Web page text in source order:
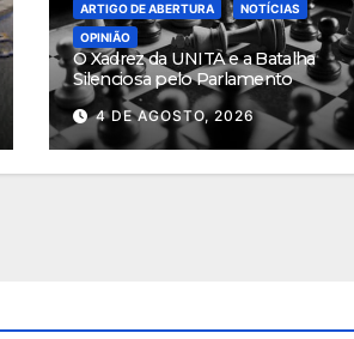
ARTIGO DE ABERTURA
NOTÍCIAS
OPINIÃO
O Xadrez da UNITA e a Batalha
Silenciosa pelo Parlamento
4 DE AGOSTO, 2026